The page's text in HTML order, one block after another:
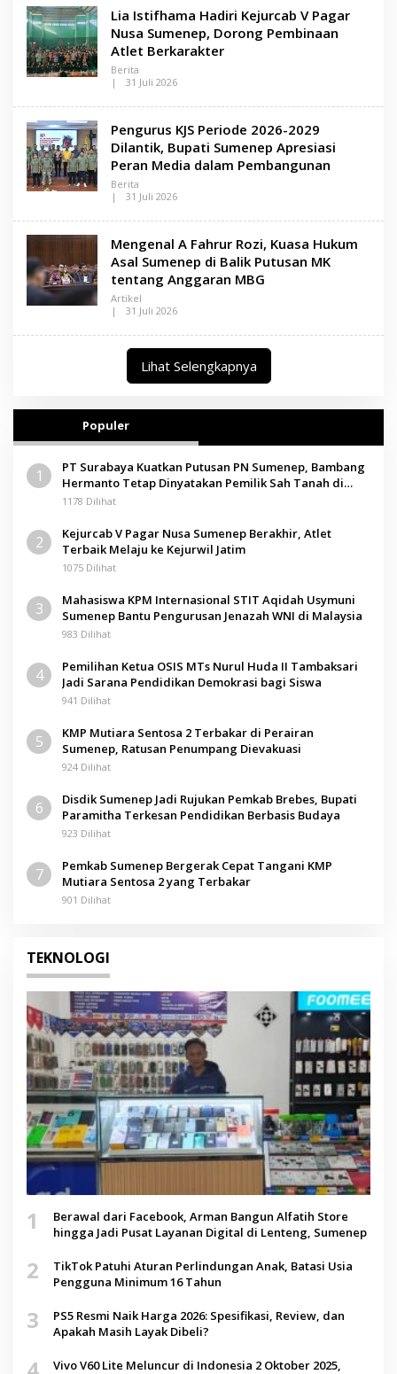
U
R
A
H
L
E
N
S
A
M
A
U
R
A
Lia Istifhama Hadiri Kejurcab V Pagar
Nusa Sumenep, Dorong Pembinaan
Atlet Berkarakter
Berita
|
31 Juli 2026
L
H
L
E
N
S
A
M
A
U
R
A
Pengurus KJS Periode 2026-2029
Dilantik, Bupati Sumenep Apresiasi
Peran Media dalam Pembangunan
Berita
|
31 Juli 2026
L
H
L
E
N
S
A
M
A
Mengenal A Fahrur Rozi, Kuasa Hukum
Asal Sumenep di Balik Putusan MK
tentang Anggaran MBG
Artikel
|
31 Juli 2026
L
S
A
A
U
R
A
Lihat Selengkapnya
Populer
1
PT Surabaya Kuatkan Putusan PN Sumenep, Bambang
Hermanto Tetap Dinyatakan Pemilik Sah Tanah di
Pamolokan
1178 Dilihat
2
Kejurcab V Pagar Nusa Sumenep Berakhir, Atlet
Terbaik Melaju ke Kejurwil Jatim
1075 Dilihat
3
Mahasiswa KPM Internasional STIT Aqidah Usymuni
Sumenep Bantu Pengurusan Jenazah WNI di Malaysia
983 Dilihat
4
Pemilihan Ketua OSIS MTs Nurul Huda II Tambaksari
Jadi Sarana Pendidikan Demokrasi bagi Siswa
941 Dilihat
5
KMP Mutiara Sentosa 2 Terbakar di Perairan
Sumenep, Ratusan Penumpang Dievakuasi
924 Dilihat
6
Disdik Sumenep Jadi Rujukan Pemkab Brebes, Bupati
Paramitha Terkesan Pendidikan Berbasis Budaya
923 Dilihat
7
Pemkab Sumenep Bergerak Cepat Tangani KMP
Mutiara Sentosa 2 yang Terbakar
901 Dilihat
TEKNOLOGI
1
Berawal dari Facebook, Arman Bangun Alfatih Store
hingga Jadi Pusat Layanan Digital di Lenteng, Sumenep
2
TikTok Patuhi Aturan Perlindungan Anak, Batasi Usia
Pengguna Minimum 16 Tahun
3
PS5 Resmi Naik Harga 2026: Spesifikasi, Review, dan
Apakah Masih Layak Dibeli?
Vivo V60 Lite Meluncur di Indonesia 2 Oktober 2025,